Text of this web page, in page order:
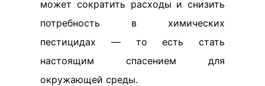
может сократить расходы и снизить
потребность в химических
пестицидах — то есть стать
настоящим спасением для
окружающей среды.